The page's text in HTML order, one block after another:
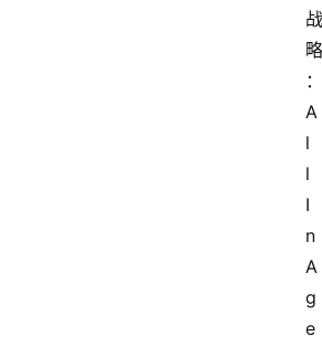
战
略
：
A
l
l
I
n
A
g
e